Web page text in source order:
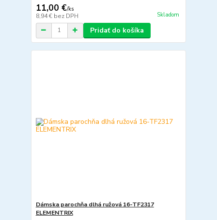
11,00 €/ks
8,94 € bez DPH Skladom
Pridať do košíka
Dámska parochňa dlhá ružová 16-TF2317
ELEMENTRIX